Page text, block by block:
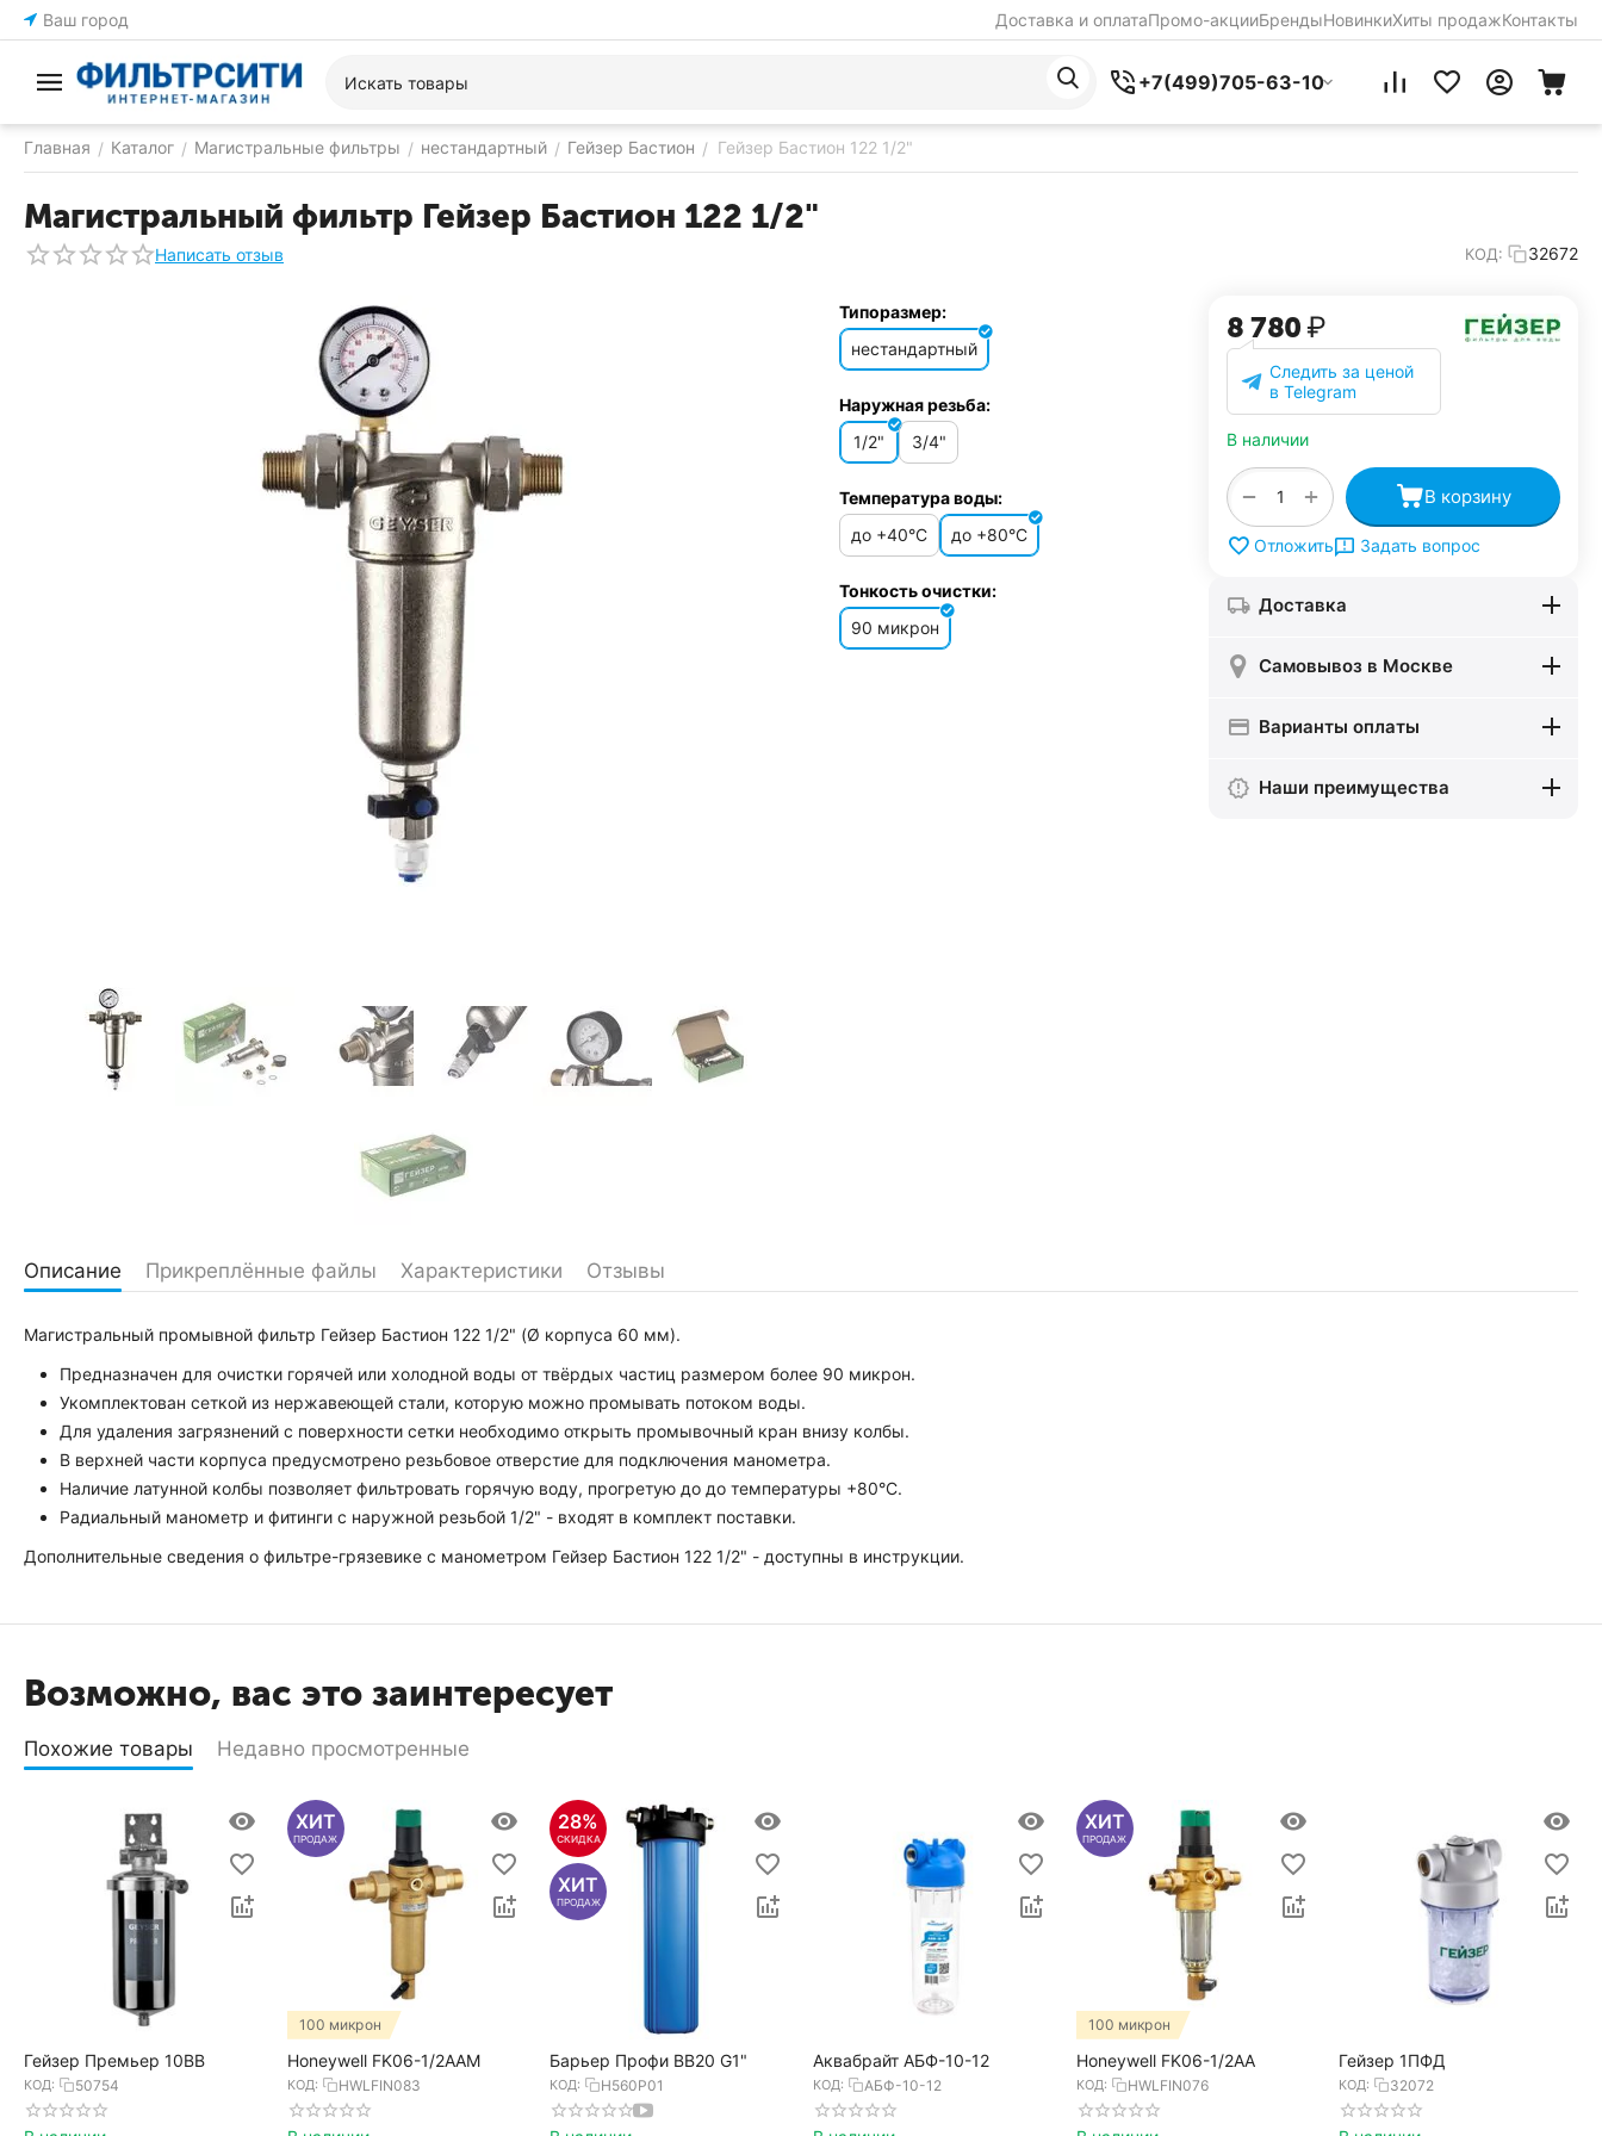
Ваш город Доставка и оплатаПромо-акцииБрендыНовинкиХиты продажКонтакты
+7(499)705-63-10
Главная / Каталог / Магистральные фильтры / нестандартный / Гейзер Бастион / Гейзер Бастион 122 1/2"
Магистральный фильтр Гейзер Бастион 122 1/2"
Написать отзыв КОД: 32672
Типоразмер:
нестандартный
Наружная резьба:
1/2"
3/4"
Температура воды:
до +40°C
до +80°C
Тонкость очистки:
90 микрон
8 780₽
Следить за ценой
в Telegram
В наличии
+
− В корзину
Отложить Задать вопрос
Доставка
Самовывоз в Москве
Варианты оплаты
Наши преимущества
Описание Прикреплённые файлы Характеристики Отзывы
Магистральный промывной фильтр Гейзер Бастион 122 1/2" (Ø корпуса 60 мм).
Предназначен для очистки горячей или холодной воды от твёрдых частиц размером более 90 микрон.
Укомплектован сеткой из нержавеющей стали, которую можно промывать потоком воды.
Для удаления загрязнений с поверхности сетки необходимо открыть промывочный кран внизу колбы.
В верхней части корпуса предусмотрено резьбовое отверстие для подключения манометра.
Наличие латунной колбы позволяет фильтровать горячую воду, прогретую до до температуры +80°C.
Радиальный манометр и фитинги с наружной резьбой 1/2" - входят в комплект поставки.
Дополнительные сведения о фильтре-грязевике с манометром Гейзер Бастион 122 1/2" - доступны в инструкции.
Возможно, вас это заинтересует
Похожие товары Недавно просмотренные
Гейзер Премьер 10BB
КОД: 50754
100 микрон
ХИТ
ПРОДАЖ
Honeywell FK06-1/2AAM
КОД: HWLFIN083
28%
СКИДКА
ХИТ
ПРОДАЖ
Барьер Профи BB20 G1"
КОД: Н560Р01
Аквабрайт АБФ-10-12
КОД: АБФ-10-12
100 микрон
ХИТ
ПРОДАЖ
Honeywell FK06-1/2AA
КОД: HWLFIN076
Гейзер 1ПФД
КОД: 32072